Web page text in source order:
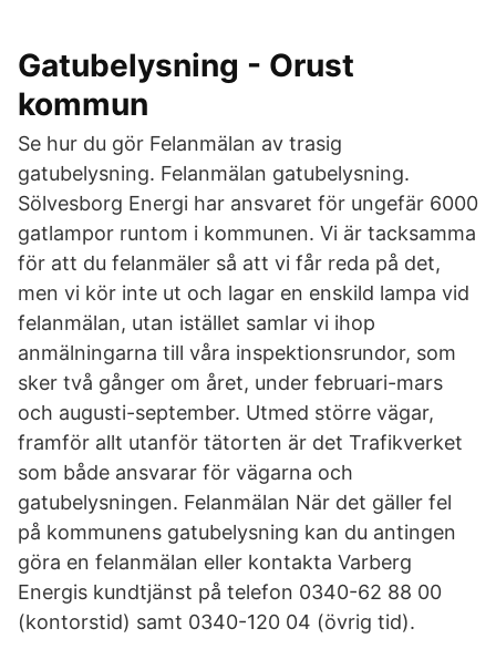
Gatubelysning - Orust
kommun
Se hur du gör Felanmälan av trasig
gatubelysning. Felanmälan gatubelysning.
Sölvesborg Energi har ansvaret för ungefär 6000
gatlampor runtom i kommunen. Vi är tacksamma
för att du felanmäler så att vi får reda på det,
men vi kör inte ut och lagar en enskild lampa vid
felanmälan, utan istället samlar vi ihop
anmälningarna till våra inspektionsrundor, som
sker två gånger om året, under februari-mars
och augusti-september. Utmed större vägar,
framför allt utanför tätorten är det Trafikverket
som både ansvarar för vägarna och
gatubelysningen. Felanmälan När det gäller fel
på kommunens gatubelysning kan du antingen
göra en felanmälan eller kontakta Varberg
Energis kundtjänst på telefon 0340-62 88 00
(kontorstid) samt 0340-120 04 (övrig tid).